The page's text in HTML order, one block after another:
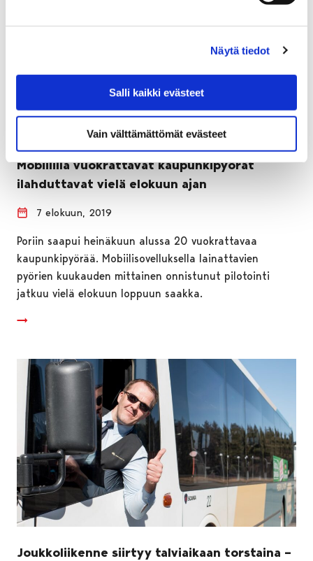
Näytä tiedot
Salli kaikki evästeet
Vain välttämättömät evästeet
Mobiililla vuokrattavat kaupunkipyörät
ilahduttavat vielä elokuun ajan
7 elokuun, 2019
Poriin saapui heinäkuun alussa 20 vuokrattavaa
kaupunkipyörää. Mobiilisovelluksella lainattavien
pyörien kuukauden mittainen onnistunut pilotointi
jatkuu vielä elokuun loppuun saakka.
Joukkoliikenne siirtyy talviaikaan torstaina –